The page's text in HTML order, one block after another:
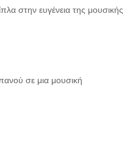
στην ευγένεια της μουσικής
σε μια μουσική